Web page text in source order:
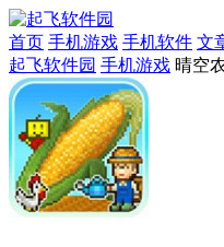
首页 手机游戏 手机软件 文
起飞软件园 手机游戏 晴空